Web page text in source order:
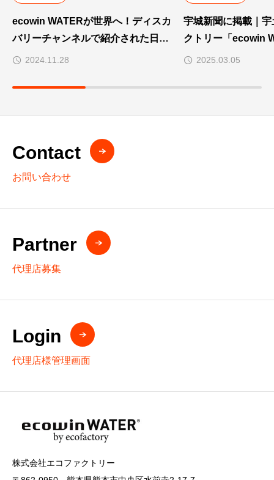
ecowin WATERが世界へ！ディスカ
バリーチャンネルで紹介された日本
発の革新技術
2024.11.28
宇城新聞に掲載｜
クトリー「ecowin
用協定
2025.03.05
Contact
お問い合わせ
Partner
代理店募集
Login
代理店様管理画面
株式会社エコファクトリー